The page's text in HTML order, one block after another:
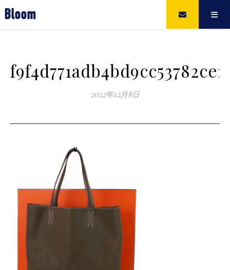
Bloom
2022年12月8日